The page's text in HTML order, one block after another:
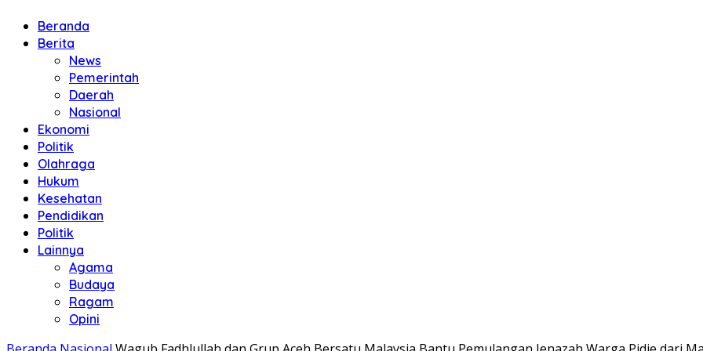
Beranda
Berita
News
Pemerintah
Daerah
Nasional
Ekonomi
Politik
Olahraga
Hukum
Kesehatan
Pendidikan
Politik
Lainnya
Agama
Budaya
Ragam
Opini